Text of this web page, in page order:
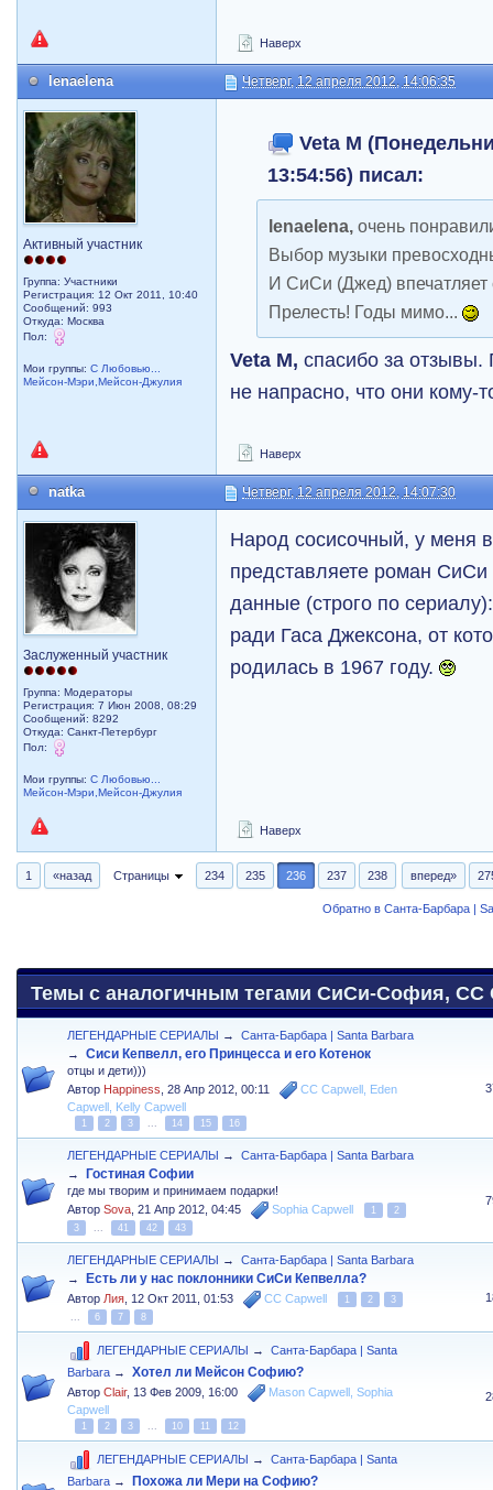
Наверх
lenaelena Четверг, 12 апреля 2012, 14:06:35
Активный участник
Группа: Участники
Регистрация: 12 Окт 2011, 10:40
Сообщений: 993
Откуда: Москва
Пол:
Мои группы:С Любовью...
Мейсон-Мэри,Мейсон-Джулия
Veta M
13:54:56) писал:
lenaelena, очень
Выбор музыки
И СиСи (Джед)
Прелесть! Годы мимо...
Veta M, спасибо за отзывы.
не напрасно, что они кому-
Наверх
natka Четверг, 12 апреля 2012, 14:07:30
Заслуженный участник
Группа: Модераторы
Регистрация: 7 Июн 2008, 08:29
Сообщений: 8292
Откуда: Санкт-Петербург
Пол:
Мои группы:С Любовью...
Мейсон-Мэри,Мейсон-Джулия
Народ сосисочный, у меня
представляете роман
данные (строго по
ради Гаса Джексона, от
родилась в 1967 году.
Наверх
1 «назад Страницы 234 235 236 237 238 вперед»
Обратно в Санта-Барбара |
Темы с аналогичным тегами СиСи-София, CC
ЛЕГЕНДАРНЫЕ СЕРИАЛЫ →
Санта-Барбара | Santa Barbara
→
Сиси Кепвелл, его Принцесса и его Котенок
отцы и дети)))
Автор Happiness ,28 Апр 2012, 00:11 CC Capwell Eden
Capwell Kelly Capwell
1 2 3 14 15 16
ЛЕГЕНДАРНЫЕ СЕРИАЛЫ →
Санта-Барбара | Santa Barbara
→
Гостиная Софии
где мы творим и принимаем подарки!
АвторSova ,21 Апр 2012, 04:45 Sophia Capwell 1
2
3
41 42 43
ЛЕГЕНДАРНЫЕ СЕРИАЛЫ →
Санта-Барбара | Santa Barbara
→
Есть ли у нас поклонники СиСи Кепвелла?
Автор Лия 12 Окт 2011, 01:53 CC Capwell 1 2
3
6 7 8
ЛЕГЕНДАРНЫЕ СЕРИАЛЫ →
Санта-Барбара | Santa
Barbara → Хотел ли Мейсон Софию?
АвторClair, 13 Фев 2009, 16:00 Mason Capwell ,Sophia
Capwell
1 2 3 10 11 12
ЛЕГЕНДАРНЫЕ СЕРИАЛЫ →
Санта-Барбара | Santa
Barbara → Похожа ли Мери на Софию?